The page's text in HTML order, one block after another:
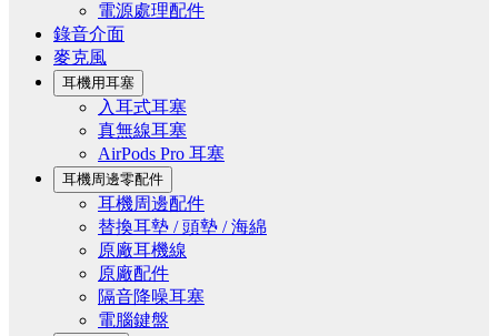
電源處理配件
錄音介面
麥克風
耳機用耳塞
入耳式耳塞
真無線耳塞
AirPods Pro 耳塞
耳機周邊零配件
耳機周邊配件
替換耳墊 / 頭墊 / 海綿
原廠耳機線
原廠配件
隔音降噪耳塞
電腦鍵盤